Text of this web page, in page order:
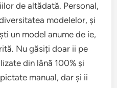
de altădată. Personal,
modelelor, și
un model anume de ie,
Nu găsiți doar ii pe
din lână 100% și
manual, dar și ii